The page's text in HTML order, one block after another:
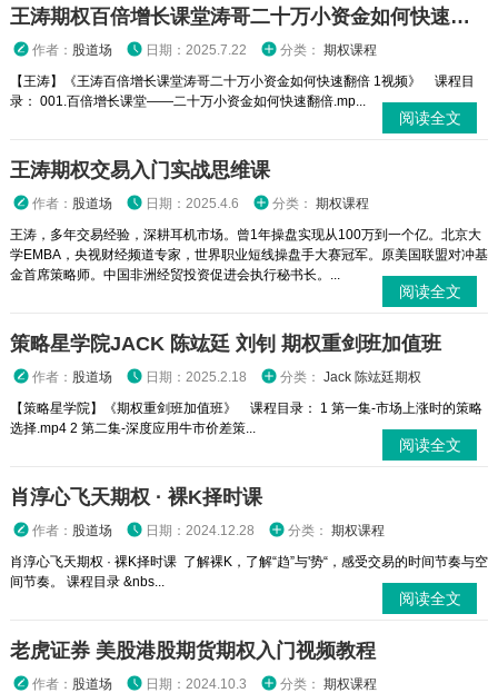
王涛期权百倍增长课堂涛哥二十万小资金如何快速翻倍 1视频
作者： 股道场 日期：2025.7.22 分类： 期权课程
【王涛】《王涛百倍增长课堂涛哥二十万小资金如何快速翻倍 1视频》 课程目
录： 001.百倍增长课堂——二十万小资金如何快速翻倍.mp...
阅读全文
王涛期权交易入门实战思维课
作者： 股道场 日期：2025.4.6 分类： 期权课程
王涛，多年交易经验，深耕耳机市场。曾1年操盘实现从100万到一个亿。北京大
学EMBA，央视财经频道专家，世界职业短线操盘手大赛冠军。原美国联盟对冲基
金首席策略师。中国非洲经贸投资促进会执行秘书长。...
阅读全文
策略星学院JACK 陈竑廷 刘钊 期权重剑班加值班
作者： 股道场 日期：2025.2.18 分类： Jack 陈竑廷期权
【策略星学院】《期权重剑班加值班》 课程目录： 1 第一集-市场上涨时的策略
选择.mp4 2 第二集-深度应用牛市价差策...
阅读全文
肖淳心飞天期权 · 裸K择时课
作者： 股道场 日期：2024.12.28 分类： 期权课程
肖淳心飞天期权 · 裸K择时课 了解裸K，了解“趋”与'势“，感受交易的时间节奏与空
间节奏。 课程目录 &nbs...
阅读全文
老虎证券 美股港股期货期权入门视频教程
作者： 股道场 日期：2024.10.3 分类： 期权课程